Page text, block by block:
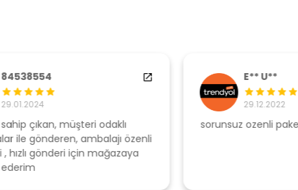
sorunsuz ozenli paketleme